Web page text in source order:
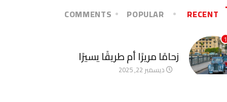
RECENT
POPULAR
COMMENTS
1
زحامًا مريرًا أم طريقًا يسيرًا
ديسمبر 22, 2025